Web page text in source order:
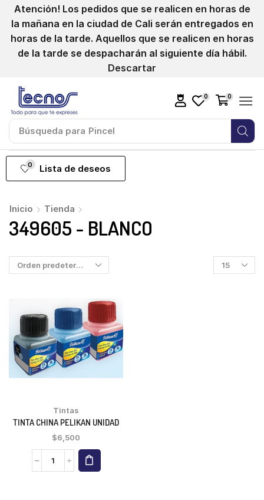
Atención! Los pedidos que se realicen en horas de
la mañana en la ciudad de Cali serán entregados en
horas de la tarde. Aquellos que se realicen en horas
de la tarde se despacharán al siguiente día hábil.
Descartar
Búsqueda para Pincel
0 0
0 Lista de deseos
Inicio Tienda
349605 - BLANCO
Tintas
TINTA CHINA PELIKAN UNIDAD
$6,500